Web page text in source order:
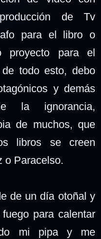
de Tv
para el libro o
proyecto para el
todo esto, debo
y demás
la ignorancia,
de muchos, que
libros se creen
o Paracelso.
de un día otoñal y
para calentar
mi pipa y me